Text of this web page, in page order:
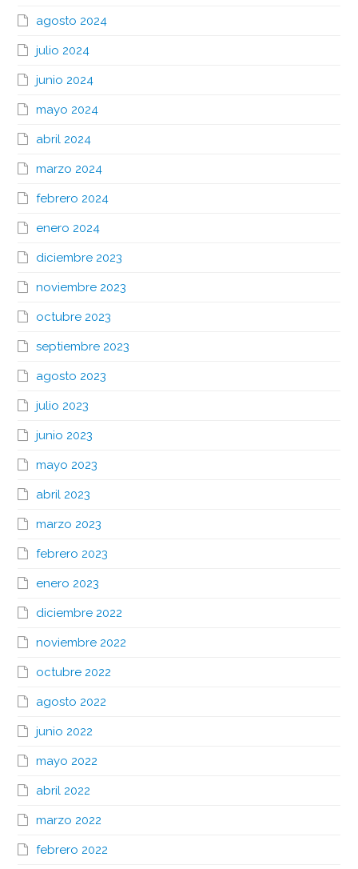
agosto 2024
julio 2024
junio 2024
mayo 2024
abril 2024
marzo 2024
febrero 2024
enero 2024
diciembre 2023
noviembre 2023
octubre 2023
septiembre 2023
agosto 2023
julio 2023
junio 2023
mayo 2023
abril 2023
marzo 2023
febrero 2023
enero 2023
diciembre 2022
noviembre 2022
octubre 2022
agosto 2022
junio 2022
mayo 2022
abril 2022
marzo 2022
febrero 2022